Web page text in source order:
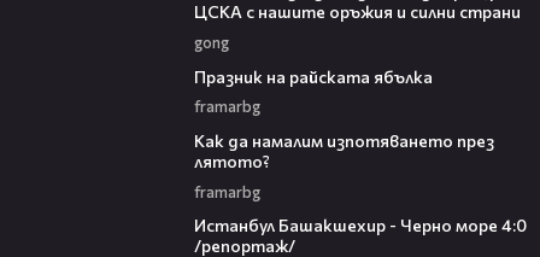
ЦСКА с нашите оръжия и силни страни
gong
Празник на райската ябълка
framarbg
Как да намалим изпотяването през
лятото?
framarbg
Истанбул Башакшехир - Черно море 4:0
/репортаж/